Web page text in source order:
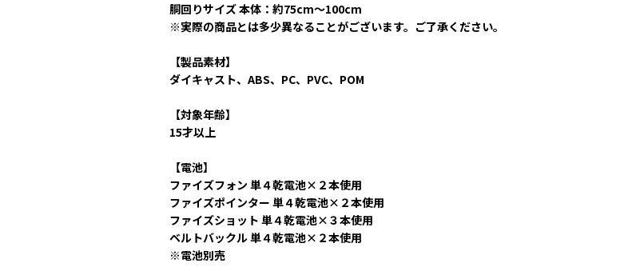
胴回りサイズ 本体：約75cm～100cm
※実際の商品とは多少異なることがございます。ご了承ください。
【製品素材】
ダイキャスト、ABS、PC、PVC、POM
【対象年齢】
15才以上
【電池】
ファイズフォン 単４乾電池×２本使用
ファイズポインター 単４乾電池×２本使用
ファイズショット 単４乾電池×３本使用
ベルトバックル 単４乾電池×２本使用
※電池別売